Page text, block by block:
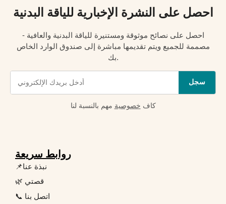
احصل على النشرة الإخبارية للياقة البدنية
احصل على نصائح موثوقة ومستنيرة للياقة البدنية والعافية -
مصممة للجميع ويتم تقديمها مباشرة إلى صندوق الوارد الخاص
بك.
سجل
كاف خصوصية مهم بالنسبة لنا
روابط سريعة
📌نبذة عنا
🌿 قصتي
📞 اتصل بنا